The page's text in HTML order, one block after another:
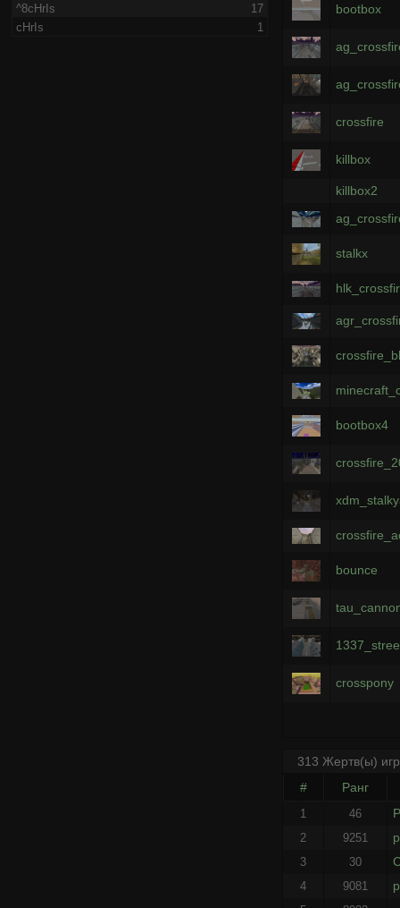
^8cHrIs
17
cHrIs
1
bootbox
crossfire
killbox
killbox2
stalkx
bootbox4
bounce
crosspony
313 Жертв(ы)
#
Ранг
1 46
2 9251
3 30
4 9081